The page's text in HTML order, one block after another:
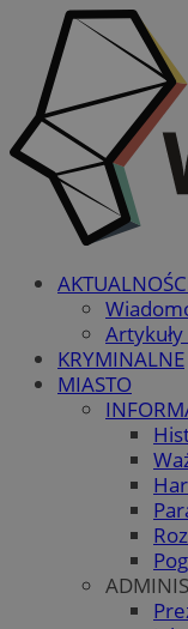
KRYMINALNE
MIASTO